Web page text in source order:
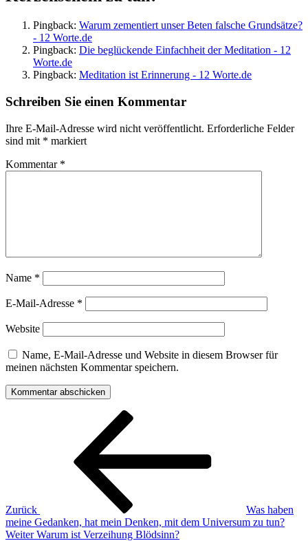
Pingback: Warum zementiert unser Beten falsche Grundsätze?
- 12 Worte.de
Pingback: Die beglückende Einfachheit der Meditation - 12
Worte.de
Pingback: Meditation ist Erinnerung - 12 Worte.de
Schreiben Sie einen Kommentar
Ihre E-Mail-Adresse wird nicht veröffentlicht. Erforderliche Felder
sind mit * markiert
Kommentar *
Name *
E-Mail-Adresse *
Website
Name, E-Mail-Adresse und Website in diesem Browser für
meinen nächsten Kommentar speichern.
Beitragsnavigation
Zurück
Was haben
meine Gedanken, hat mein Denken, mit dem Universum zu tun?
Nächster
Weiter Warum ist Verzeihung Blödsinn?